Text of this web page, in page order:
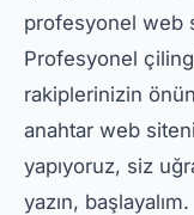
profesyonel web
Profesyonel
rakiplerinizin
anahtar web
yapıyoruz, siz
yazın, başlayalım.